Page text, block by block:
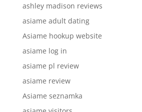
ashley madison reviews
asiame adult dating
Asiame hookup website
asiame log in
asiame pl review
asiame review
Asiame seznamka